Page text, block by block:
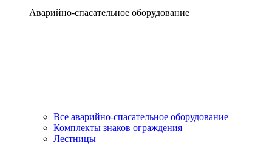
Аварийно-спасательное оборудование
Все аварийно-спасательное оборудование
Комплекты знаков ограждения
Лестницы